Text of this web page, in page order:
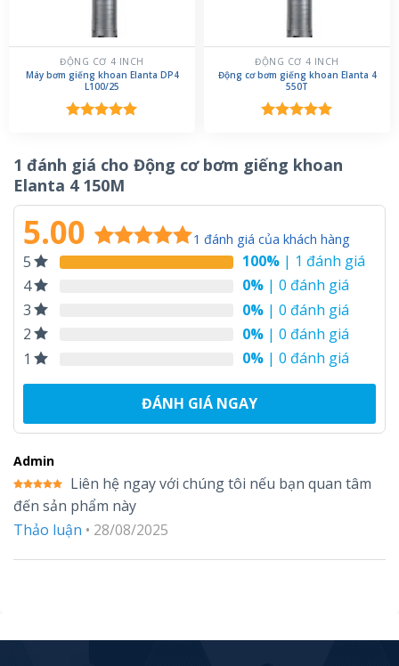
ĐỘNG CƠ 4 INCH
Máy bơm giếng khoan Elanta DP4
L100/25
5 sao
ĐỘNG CƠ 4 INCH
Động cơ bơm giếng khoan Elanta 4
550T
5 sao
1 đánh giá cho Động cơ bơm giếng khoan
Elanta 4 150M
5.00 1 đánh giá của khách hàng
5 100% | 1 đánh giá
4
0% | 0 đánh giá
3
0% | 0 đánh giá
2
0% | 0 đánh giá
1
0% | 0 đánh giá
ĐÁNH GIÁ NGAY
Admin
Được xếp
hạng 55
Liên hệ ngay với chúng tôi nếu bạn quan tâm
đến sản phẩm này
Thảo luận • 28/08/2025